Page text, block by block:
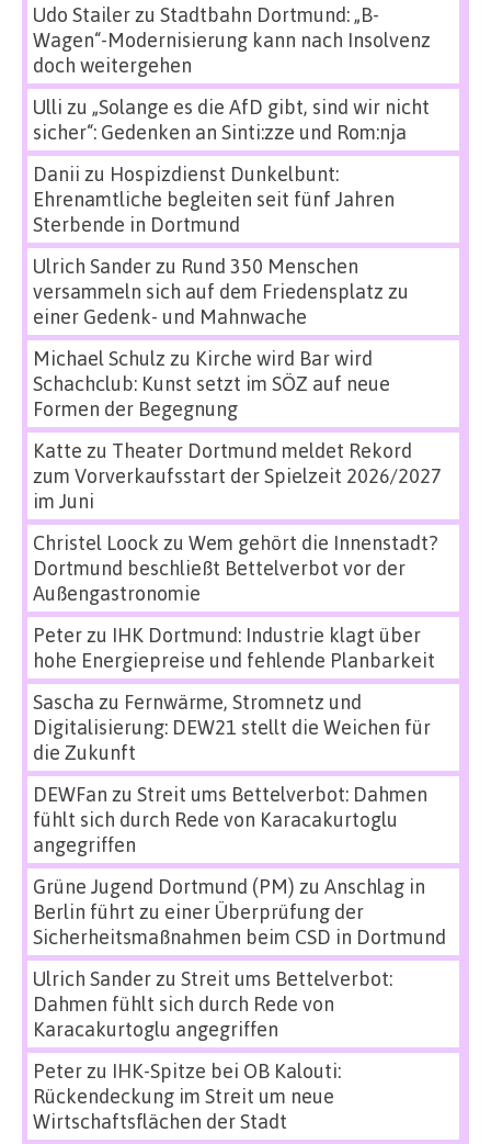
Udo Stailerzu Stadtbahn Dortmund: „B-
Wagen“-Modernisierung kann nach Insolvenz
doch weitergehen
Ulli zu „Solange es die AfD gibt, sind wir nicht
sicher“: Gedenken an Sinti:zze und Rom:nja
Danii zu Hospizdienst Dunkelbunt:
Ehrenamtliche begleiten seit fünf Jahren
Sterbende in Dortmund
Ulrich Sanderzu Rund 350 Menschen
versammeln sich auf dem Friedensplatz zu
einer Gedenk- und Mahnwache
Michael Schulz zu Kirche wird Bar wird
Schachclub: Kunst setzt im SÖZ auf neue
Formen der Begegnung
Katte zu Theater Dortmund meldet Rekord
zum Vorverkaufsstart der Spielzeit 2026/2027
im Juni
Christel Loock zu Wem gehört die Innenstadt?
Dortmund beschließt Bettelverbot vor der
Außengastronomie
Peterzu IHK Dortmund: Industrie klagt über
hohe Energiepreise und fehlende Planbarkeit
Sascha zu Fernwärme, Stromnetz und
Digitalisierung: DEW21 stellt die Weichen für
die Zukunft
DEWFan zu Streit ums Bettelverbot: Dahmen
fühlt sich durch Rede von Karacakurtoglu
angegriffen
Grüne Jugend Dortmund (PM) zu Anschlag in
Berlin führt zu einer Überprüfung der
Sicherheitsmaßnahmen beim CSD in Dortmund
Ulrich Sanderzu Streit ums Bettelverbot:
Dahmen fühlt sich durch Rede von
Karacakurtoglu angegriffen
Peterzu IHK-Spitze bei OB Kalouti:
Rückendeckung im Streit um neue
Wirtschaftsflächen der Stadt